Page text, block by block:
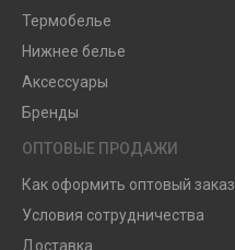
Термобелье
Нижнее белье
Аксессуары
Бренды
ОПТОВЫЕ ПРОДАЖИ
Как оформить оптовый заказ
Условия сотрудничества
Доставка